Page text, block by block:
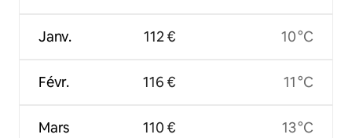
Janv.
Févr.
Mars
112 €
116 €
110 €
10 °C
11 °C
13 °C